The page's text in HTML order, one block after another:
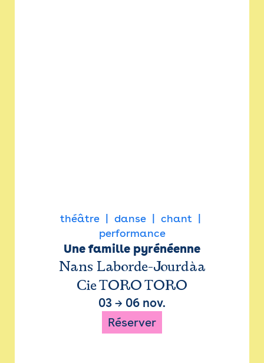
théâtre danse
chant
performance
Une famille pyrénéenne
Nans Laborde-Jourdàa
Cie TORO TORO
03 → 06 nov.
Réserver